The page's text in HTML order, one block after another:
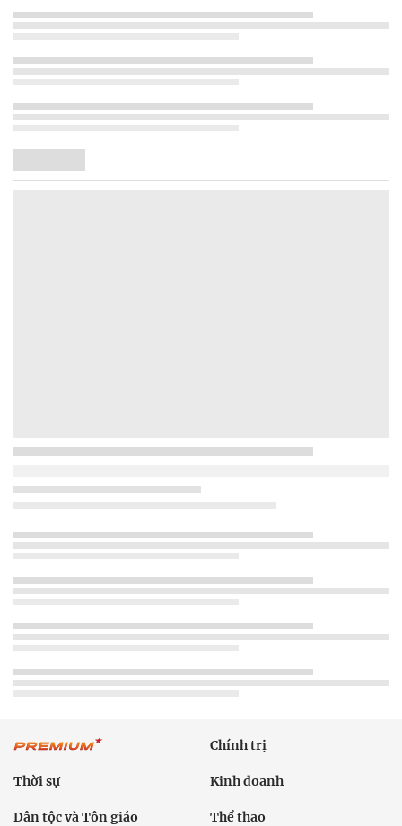
Chính trị
Thời sự Kinh doanh
Dân tộc và Tôn giáo Thể thao